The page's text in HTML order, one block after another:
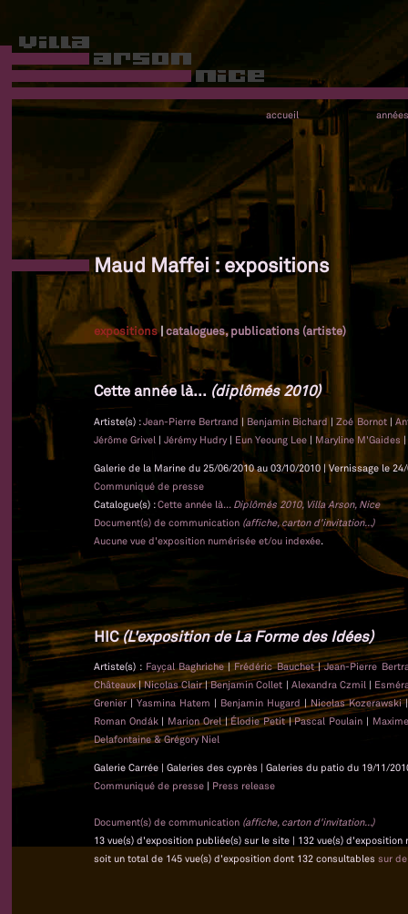
accueil années
Maud Maffei : expositions
expositions|catalogues, publications (artiste)
Cette année là... (diplômés 2010)
Artiste(s) :Jean-Pierre Bertrand | Benjamin Bichard |Zoé Bornot |
Jérôme Grivel | Jérémy Hudry | Eun Yeoung Lee | Maryline M'Gaides |
Galerie de la Marine du 25/06/2010 au 03/10/2010 | Vernissage le
Communiqué de presse
Catalogue(s) :Cette année là... Diplômés 2010, Villa Arson, Nice
Document(s) de communication (affiche, carton d'invitation...)
Aucune vue d'exposition numérisée et/ou indexée.
HIC(L'exposition de La Forme des Idées)
Artiste(s) : Fayçal Baghriche|Frédéric Bauchet|Jean-Pierre
Châteaux|Nicolas Clair|Benjamin Collet | Alexandra Czmil |
Grenier| Yasmina Hatem | Benjamin Hugard|Nicolas Kozerawski
Roman Ondák | Marion Orel|Élodie Petit|Pascal Poulain |
Delafontaine & Grégory Niel
Galerie Carrée | Galeries des cyprès | Galeries du patio du 19/11/
Communiqué de presse | Press release
Document(s) de communication (affiche, carton d'invitation...)
13 vue(s) d'exposition publiée(s) sur le site | 132 vue(s) d'exposition
soit un total de 145 vue(s) d'exposition dont 132 consultables sur